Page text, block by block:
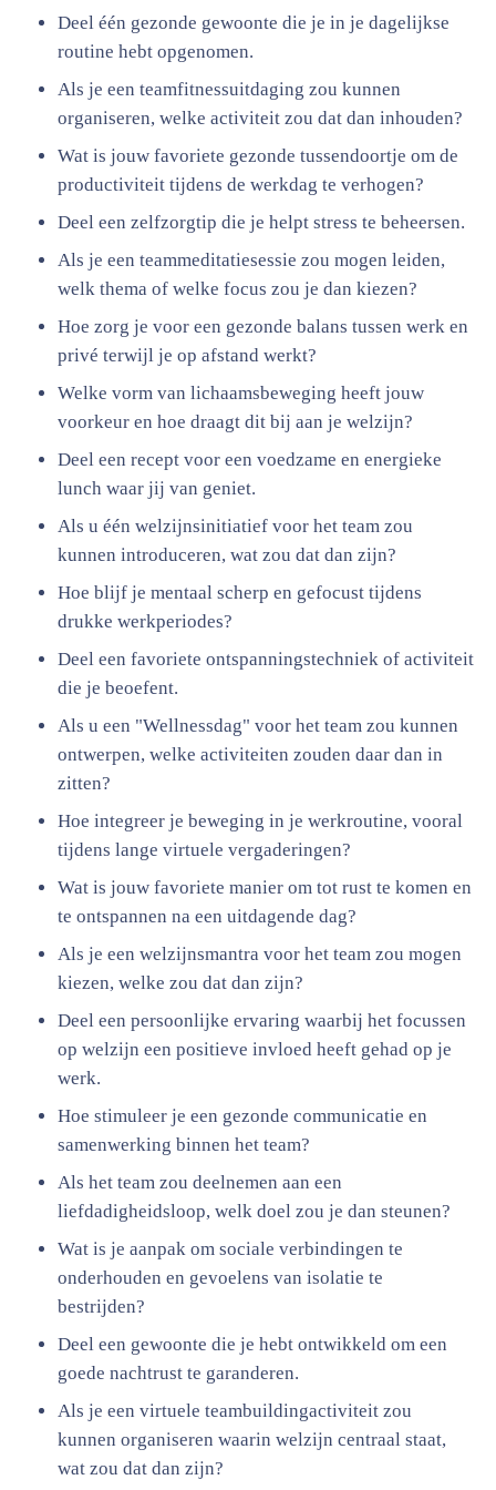
Deel één gezonde gewoonte die je in je dagelijkse
routine hebt opgenomen.
Als je een teamfitnessuitdaging zou kunnen
organiseren, welke activiteit zou dat dan inhouden?
Wat is jouw favoriete gezonde tussendoortje om de
productiviteit tijdens de werkdag te verhogen?
Deel een zelfzorgtip die je helpt stress te beheersen.
Als je een teammeditatiesessie zou mogen leiden,
welk thema of welke focus zou je dan kiezen?
Hoe zorg je voor een gezonde balans tussen werk en
privé terwijl je op afstand werkt?
Welke vorm van lichaamsbeweging heeft jouw
voorkeur en hoe draagt dit bij aan je welzijn?
Deel een recept voor een voedzame en energieke
lunch waar jij van geniet.
Als u één welzijnsinitiatief voor het team zou
kunnen introduceren, wat zou dat dan zijn?
Hoe blijf je mentaal scherp en gefocust tijdens
drukke werkperiodes?
Deel een favoriete ontspanningstechniek of activiteit
die je beoefent.
Als u een "Wellnessdag" voor het team zou kunnen
ontwerpen, welke activiteiten zouden daar dan in
zitten?
Hoe integreer je beweging in je werkroutine, vooral
tijdens lange virtuele vergaderingen?
Wat is jouw favoriete manier om tot rust te komen en
te ontspannen na een uitdagende dag?
Als je een welzijnsmantra voor het team zou mogen
kiezen, welke zou dat dan zijn?
Deel een persoonlijke ervaring waarbij het focussen
op welzijn een positieve invloed heeft gehad op je
werk.
Hoe stimuleer je een gezonde communicatie en
samenwerking binnen het team?
Als het team zou deelnemen aan een
liefdadigheidsloop, welk doel zou je dan steunen?
Wat is je aanpak om sociale verbindingen te
onderhouden en gevoelens van isolatie te
bestrijden?
Deel een gewoonte die je hebt ontwikkeld om een
goede nachtrust te garanderen.
Als je een virtuele teambuildingactiviteit zou
kunnen organiseren waarin welzijn centraal staat,
wat zou dat dan zijn?